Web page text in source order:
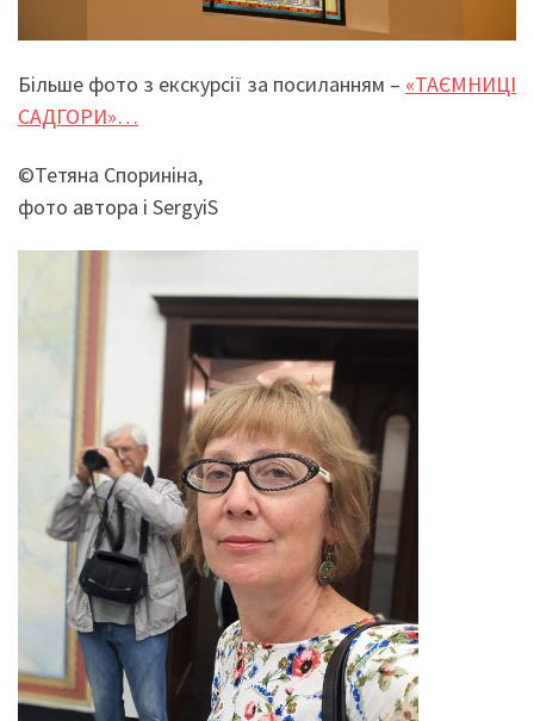
Більше фото з екскурсії за посиланням – «ТАЄМНИЦІ
САДГОРИ»…
©Тетяна Спориніна,
фото автора і SergyiS